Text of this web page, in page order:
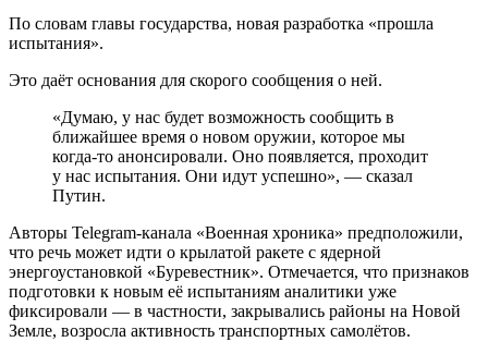
По словам главы государства, новая разработка «прошла
испытания».
Это даёт основания для скорого сообщения о ней.
«Думаю, у нас будет возможность сообщить в
ближайшее время о новом оружии, которое мы
когда-то анонсировали. Оно появляется, проходит
у нас испытания. Они идут успешно», — сказал
Путин.
Авторы Telegram-канала «Военная хроника» предположили,
что речь может идти о крылатой ракете с ядерной
энергоустановкой «Буревестник». Отмечается, что признаков
подготовки к новым её испытаниям аналитики уже
фиксировали — в частности, закрывались районы на Новой
Земле, возросла активность транспортных самолётов.